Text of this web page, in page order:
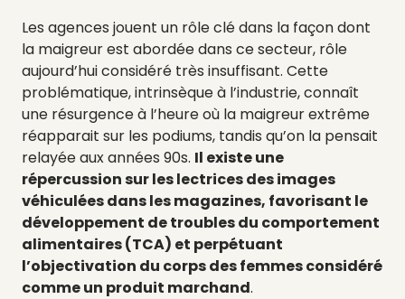
Les agences jouent un rôle clé dans la façon dont
la maigreur est abordée dans ce secteur, rôle
aujourd’hui considéré très insuffisant. Cette
problématique, intrinsèque à l’industrie, connaît
une résurgence à l’heure où la maigreur extrême
réapparait sur les podiums, tandis qu’on la pensait
relayée aux années 90s. Il existe une
répercussion sur les lectrices des images
véhiculées dans les magazines, favorisant le
développement de troubles du comportement
alimentaires (TCA) et perpétuant
l’objectivation du corps des femmes considéré
comme un produit marchand.